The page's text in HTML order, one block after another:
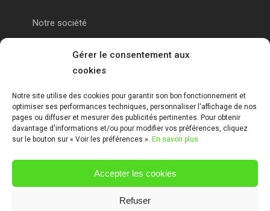
Gérer le consentement aux
cookies
Notre site utilise des cookies pour garantir son bon fonctionnement et
optimiser ses performances techniques, personnaliser l'affichage de nos
pages ou diffuser et mesurer des publicités pertinentes. Pour obtenir
davantage d'informations et/ou pour modifier vos préférences, cliquez
sur le bouton sur « Voir les préférences ». En savoir plus
Accepter les cookies
Refuser
Notre société
Portail alu Saint-Omer
Clôture 62
Garde-corps pas de calais
Mentions Légales